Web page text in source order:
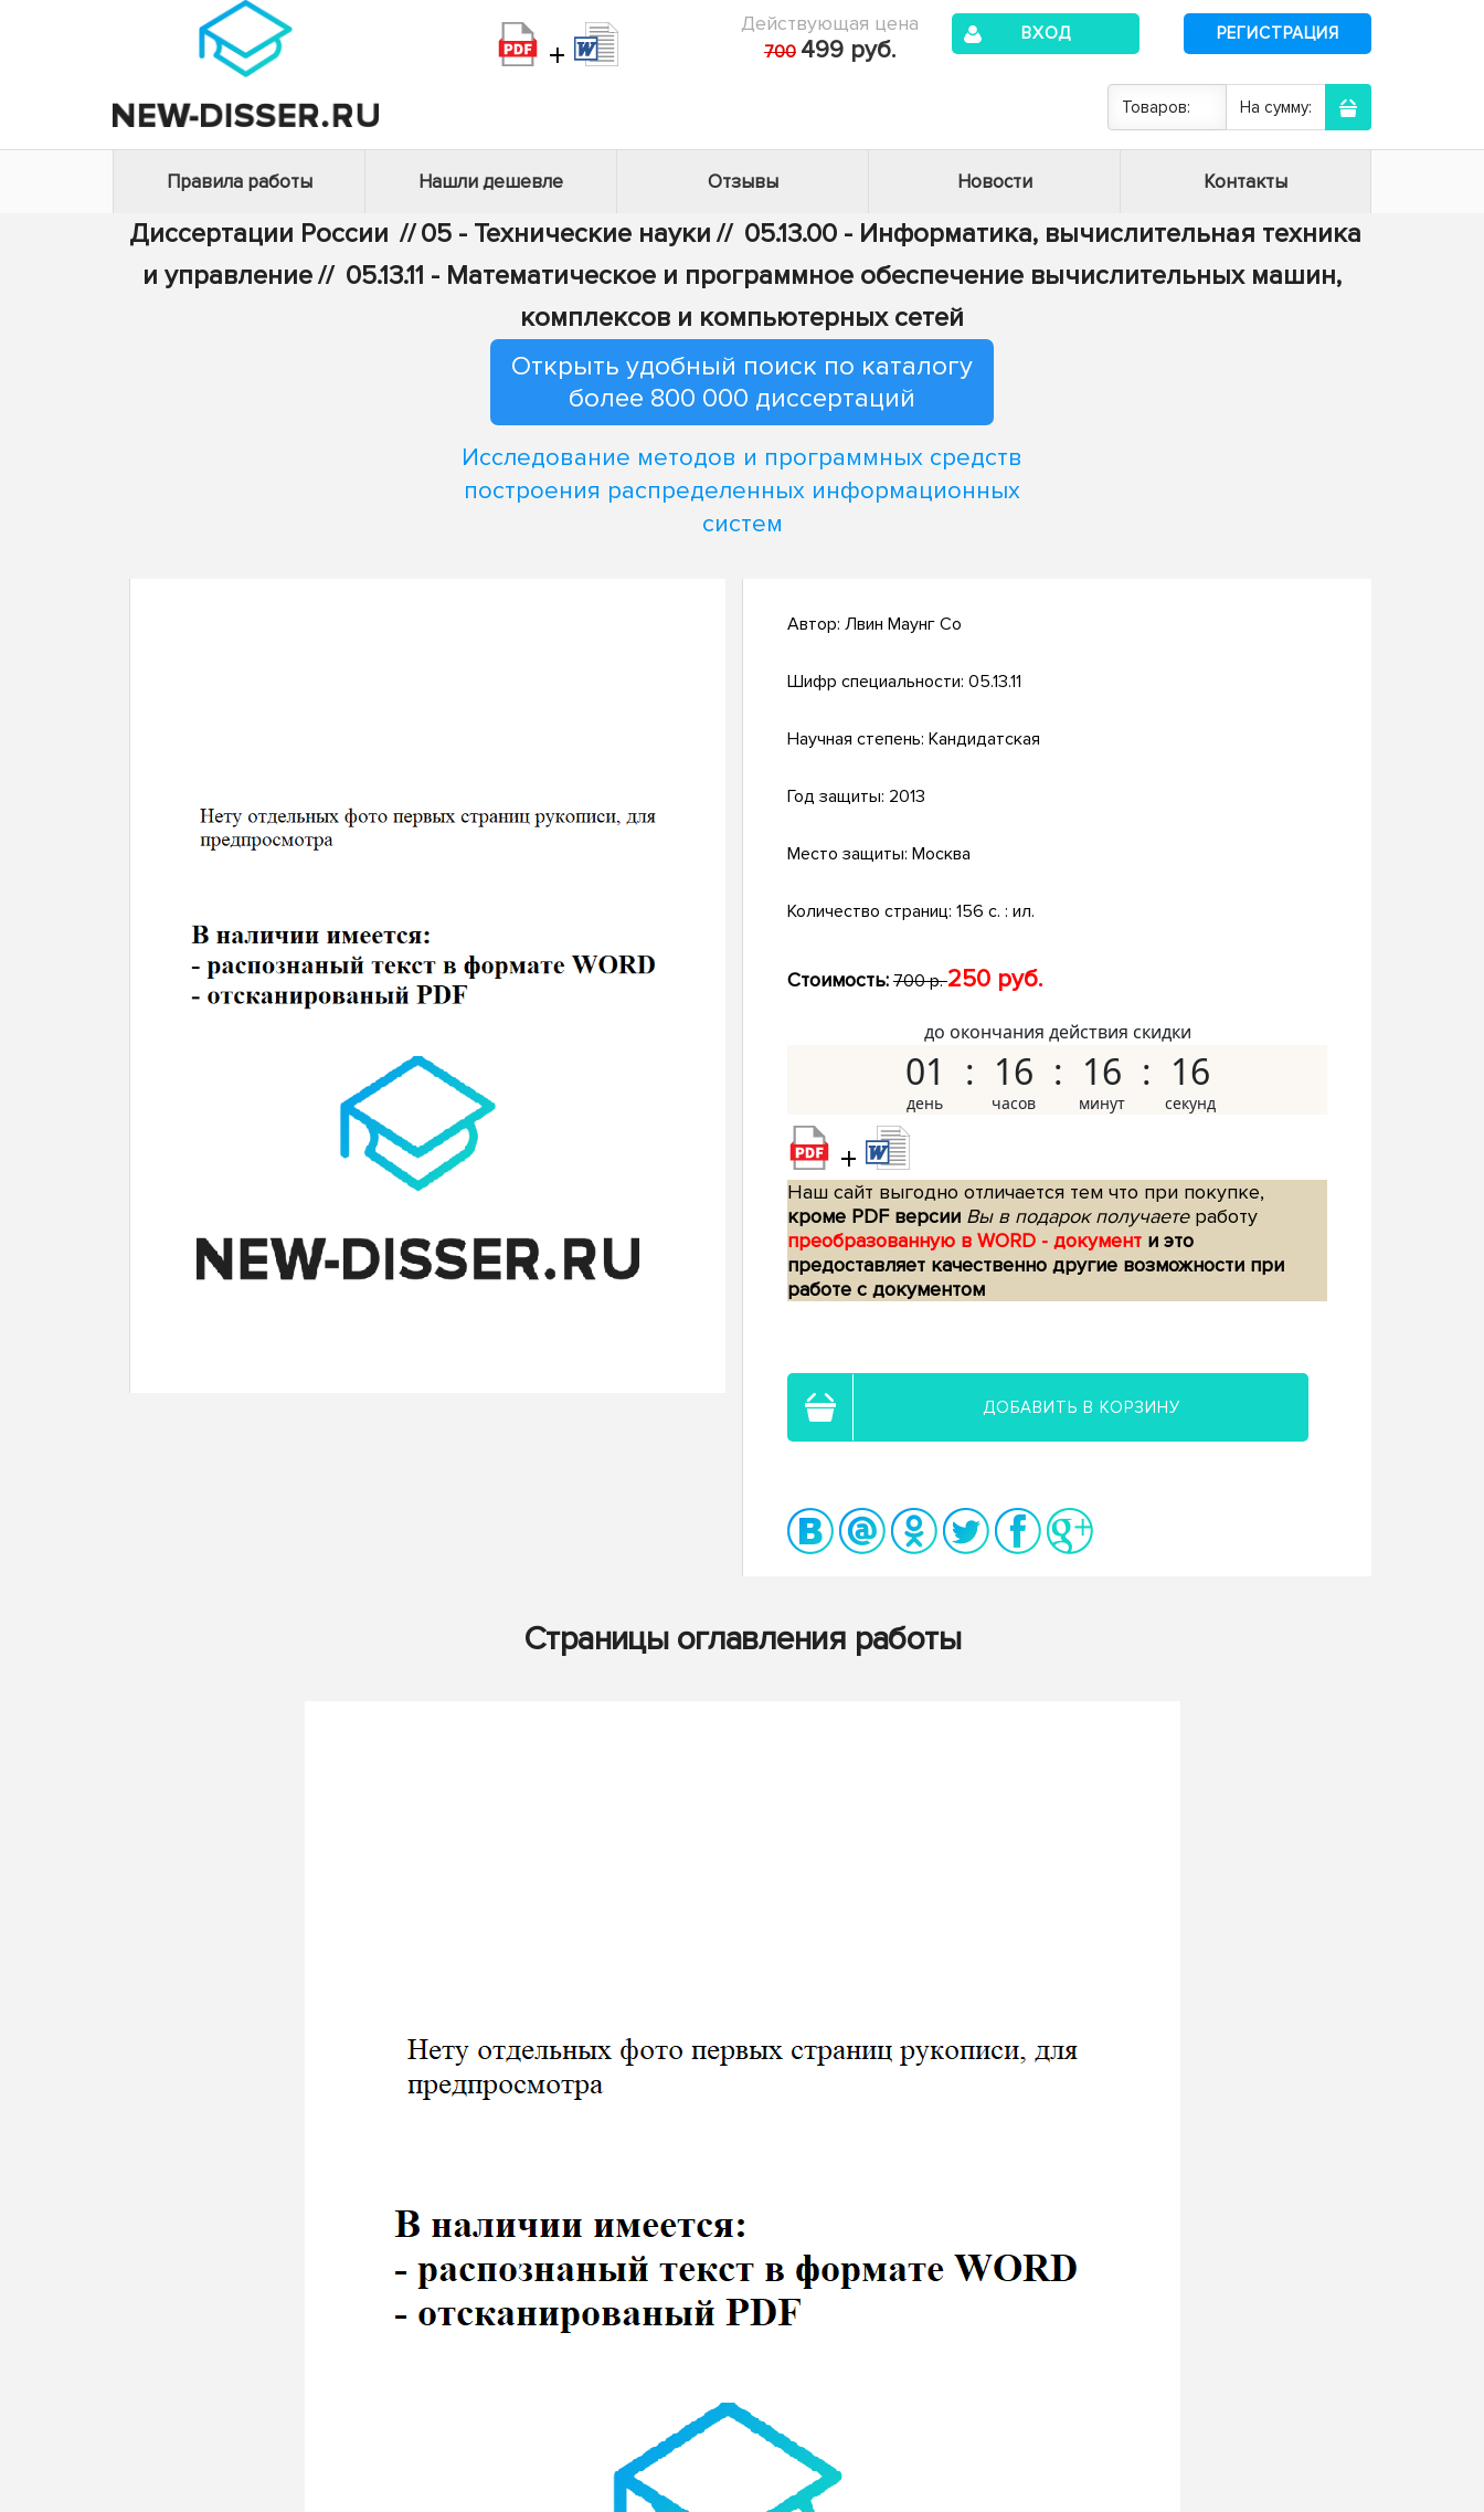
+
Действующая цена
700 499 руб.
ВХОД РЕГИСТРАЦИЯ
Товаров: На сумму:
Правила работы Нашли дешевле Отзывы Новости Контакты
Диссертации России // 05 - Технические науки // 05.13.00 - Информатика, вычислительная техника
и управление// 05.13.11 - Математическое и программное обеспечение вычислительных машин,
комплексов и компьютерных сетей
Открыть удобный поиск по каталогу
более 800 000 диссертаций
Исследование методов и программных средств
построения распределенных информационных
систем
Автор: Лвин Маунг Со
Шифр специальности: 05.13.11
Научная степень: Кандидатская
Год защиты: 2013
Место защиты: Москва
Количество страниц: 156 с. : ил.
Стоимость: 700 р.250 руб.
до окончания действия скидки
01 16 16 15
+
Наш сайт выгодно отличается тем что при покупке,
кроме PDF версии Вы в подарок получаетеработу
преобразованную в WORD - документ и это
предоставляет качественно другие возможности при
работе с документом
ДОБАВИТЬ В КОРЗИНУ
Страницы оглавления работы